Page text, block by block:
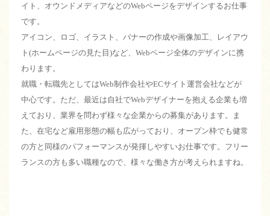
イト、オウンドメディアなどのWebページをデザインするお仕事
です。
アイコン、ロゴ、イラスト、バナーの作成や画像加工、レイアウ
ト(ホームページの見た目)など、Webページ全体のデザインに携
わります。
就職・転職先としてはWeb制作会社やECサイト運営会社などが
中心です。ただ、最近は自社でWebデザイナーを抱える企業も増
えており、業界を問わず様々な企業からの募集があります。ま
た、在宅など雇用形態の幅も広がっており、オープン枠でも健常
の方と同様のパフォーマンスが発揮しやすいお仕事です。フリー
ランスの方も多い職種なので、様々な働き方が考えられますね。